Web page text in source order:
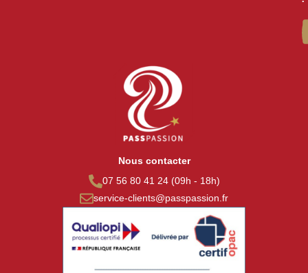
Nous contacter
07 56 80 41 24 (09h - 18h)
service-clients@passpassion.fr